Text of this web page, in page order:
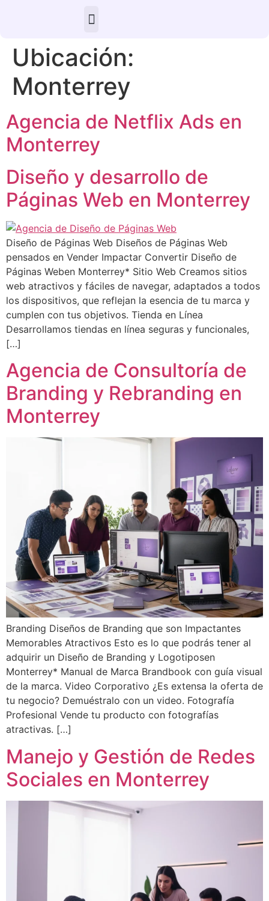
Ubicación:
Monterrey
Agencia de Netflix Ads en
Monterrey
Diseño y desarrollo de
Páginas Web en Monterrey
Diseño de Páginas Web Diseños de Páginas Web
pensados en Vender Impactar Convertir Diseño de
Páginas Weben Monterrey* Sitio Web Creamos sitios
web atractivos y fáciles de navegar, adaptados a todos
los dispositivos, que reflejan la esencia de tu marca y
cumplen con tus objetivos. Tienda en Línea
Desarrollamos tiendas en línea seguras y funcionales,
[…]
Agencia de Consultoría de
Branding y Rebranding en
Monterrey
Branding Diseños de Branding que son Impactantes
Memorables Atractivos Esto es lo que podrás tener al
adquirir un Diseño de Branding y Logotiposen
Monterrey* Manual de Marca Brandbook con guía visual
de la marca. Video Corporativo ¿Es extensa la oferta de
tu negocio? Demuéstralo con un video. Fotografía
Profesional Vende tu producto con fotografías
atractivas. […]
Manejo y Gestión de Redes
Sociales en Monterrey